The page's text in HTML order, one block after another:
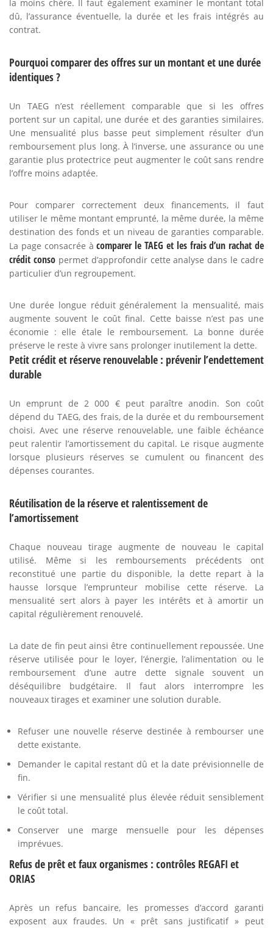
la moins chère. Il faut également examiner le montant total
dû, l’assurance éventuelle, la durée et les frais intégrés au
contrat.
Pourquoi comparer des offres sur un montant et une durée
identiques ?
Un TAEG n’est réellement comparable que si les offres
portent sur un capital, une durée et des garanties similaires.
Une mensualité plus basse peut simplement résulter d’un
remboursement plus long. À l’inverse, une assurance ou une
garantie plus protectrice peut augmenter le coût sans rendre
l’offre moins adaptée.
Pour comparer correctement deux financements, il faut
utiliser le même montant emprunté, la même durée, la même
destination des fonds et un niveau de garanties comparable.
La page consacrée àcomparer le TAEG et les frais d’un rachat de
crédit consopermet d’approfondir cette analyse dans le cadre
particulier d’un regroupement.
Une durée longue réduit généralement la mensualité, mais
augmente souvent le coût final. Cette baisse n’est pas une
économie : elle étale le remboursement. La bonne durée
préserve le reste à vivre sans prolonger inutilement la dette.
Petit crédit et réserve renouvelable : prévenir l’endettement
durable
Un emprunt de 2 000 € peut paraître anodin. Son coût
dépend du TAEG, des frais, de la durée et du remboursement
choisi. Avec une réserve renouvelable, une faible échéance
peut ralentir l’amortissement du capital. Le risque augmente
lorsque plusieurs réserves se cumulent ou financent des
dépenses courantes.
Réutilisation de la réserve et ralentissement de
l’amortissement
Chaque nouveau tirage augmente de nouveau le capital
utilisé. Même si les remboursements précédents ont
reconstitué une partie du disponible, la dette repart à la
hausse lorsque l’emprunteur mobilise cette réserve. La
mensualité sert alors à payer les intérêts et à amortir un
capital régulièrement renouvelé.
La date de fin peut ainsi être continuellement repoussée. Une
réserve utilisée pour le loyer, l’énergie, l’alimentation ou le
remboursement d’une autre dette signale souvent un
déséquilibre budgétaire. Il faut alors interrompre les
nouveaux tirages et examiner une solution durable.
Refuser une nouvelle réserve destinée à rembourser une
dette existante.
Demander le capital restant dû et la date prévisionnelle de
fin.
Vérifier si une mensualité plus élevée réduit sensiblement
le coût total.
Conserver une marge mensuelle pour les dépenses
imprévues.
Refus de prêt et faux organismes : contrôles REGAFI et
ORIAS
Après un refus bancaire, les promesses d’accord garanti
exposent aux fraudes. Un « prêt sans justificatif » peut